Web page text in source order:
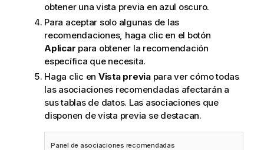
obtener una vista previa en azul oscuro.
Para aceptar solo algunas de las
recomendaciones, haga clic en el botón
Aplicar para obtener la recomendación
específica que necesita.
Haga clic en Vista previapara ver cómo todas
las asociaciones recomendadas afectarán a
sus tablas de datos. Las asociaciones que
disponen de vista previa se destacan.
Panel de asociaciones recomendadas